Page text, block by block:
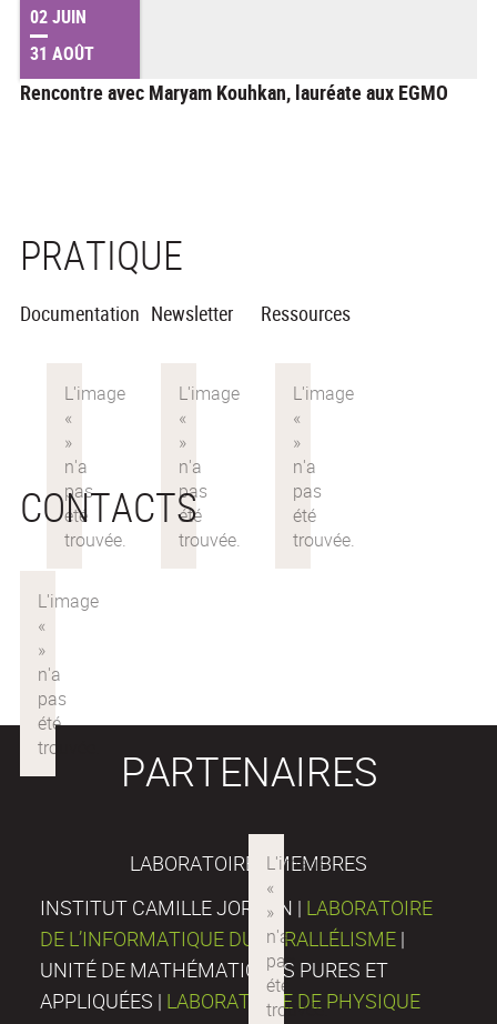
02 JUIN
31 AOÛT
Rencontre avec Maryam Kouhkan, lauréate aux EGMO
PRATIQUE
Documentation Newsletter Ressources
CONTACTS
PARTENAIRES
LABORATOIRES MEMBRES
INSTITUT CAMILLE JORDAN | LABORATOIRE
DE L’INFORMATIQUE DU PARALLÉLISME |
UNITÉ DE MATHÉMATIQUES PURES ET
APPLIQUÉES | LABORATOIRE DE PHYSIQUE